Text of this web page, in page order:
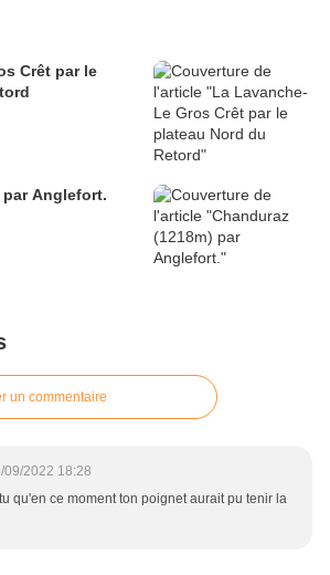
Crêt par le
par Anglefort.
un commentaire
09/2022 18:28
qu'en ce moment ton poignet aurait pu tenir la